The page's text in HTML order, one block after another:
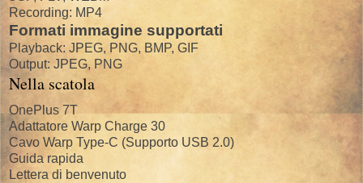
Recording: MP4
Formati immagine supportati
Playback: JPEG, PNG, BMP, GIF
Output: JPEG, PNG
Nella scatola
OnePlus 7T
Adattatore Warp Charge 30
Cavo Warp Type-C (Supporto USB 2.0)
Guida rapida
Lettera di benvenuto